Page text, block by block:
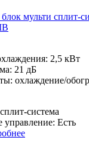
мульти сплит-
2,5 кВт
21 дБ
охлаждение/
система
управление: Есть